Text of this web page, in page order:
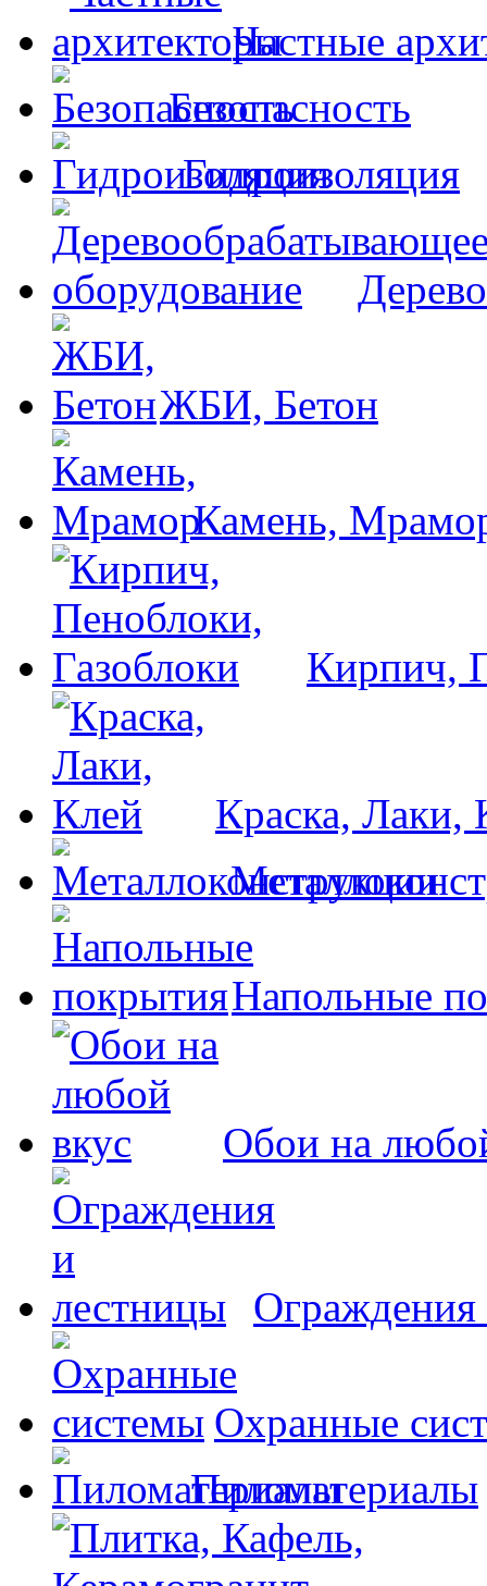
Частные
Безопасность
Гидроизоляция
ЖБИ, Бетон
Камень,
Кирпич,
Краска, Лаки,
Напольные
Обои на
Охранные
Пиломатериалы